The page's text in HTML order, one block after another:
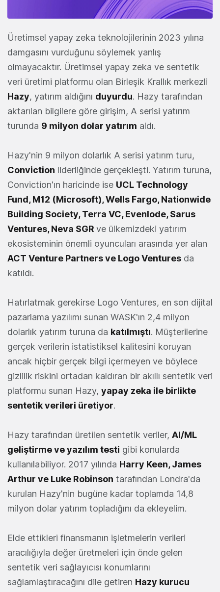
Üretimsel yapay zeka teknolojilerinin 2023 yılına
damgasını vurduğunu söylemek yanlış
olmayacaktır. Üretimsel yapay zeka ve sentetik
veri üretimi platformu olan Birleşik Krallık merkezli
Hazy, yatırım aldığını duyurdu. Hazy tarafından
aktarılan bilgilere göre girişim, A serisi yatırım
turunda 9 milyon dolar yatırım aldı.
Hazy'nin 9 milyon dolarlık A serisi yatırım turu,
Conviction liderliğinde gerçekleşti. Yatırım turuna,
Conviction'ın haricinde ise UCL Technology
Fund, M12 (Microsoft), Wells Fargo, Nationwide
Building Society, Terra VC, Evenlode, Sarus
Ventures, Neva SGR ve ülkemizdeki yatırım
ekosisteminin önemli oyuncuları arasında yer alan
ACT Venture Partnersve Logo Ventures da
katıldı.
Hatırlatmak gerekirse Logo Ventures, en son dijital
pazarlama yazılımı sunan WASK'ın 2,4 milyon
dolarlık yatırım turuna da katılmıştı. Müşterilerine
gerçek verilerin istatistiksel kalitesini koruyan
ancak hiçbir gerçek bilgi içermeyen ve böylece
gizlilik riskini ortadan kaldıran bir akıllı sentetik veri
platformu sunan Hazy, yapay zeka ile birlikte
sentetik verileri üretiyor.
Hazy tarafından üretilen sentetik veriler, AI/ML
geliştirme ve yazılım testi gibi konularda
kullanılabiliyor. 2017 yılında Harry Keen, James
Arthur ve Luke Robinson tarafından Londra'da
kurulan Hazy'nin bugüne kadar toplamda 14,8
milyon dolar yatırım topladığını da ekleyelim.
Elde ettikleri finansmanın işletmelerin verileri
aracılığıyla değer üretmeleri için önde gelen
sentetik veri sağlayıcısı konumlarını
sağlamlaştıracağını dile getiren Hazy kurucu